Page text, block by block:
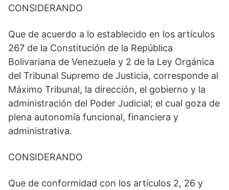
CONSIDERANDO
Que de acuerdo a lo establecido en los artículos
267 de la Constitución de la República
Bolivariana de Venezuela y 2 de la Ley Orgánica
del Tribunal Supremo de Justicia, corresponde al
Máximo Tribunal, la dirección, el gobierno y la
administración del Poder Judicial; el cual goza de
plena autonomía funcional, financiera y
administrativa.
CONSIDERANDO
Que de conformidad con los artículos 2, 26 y